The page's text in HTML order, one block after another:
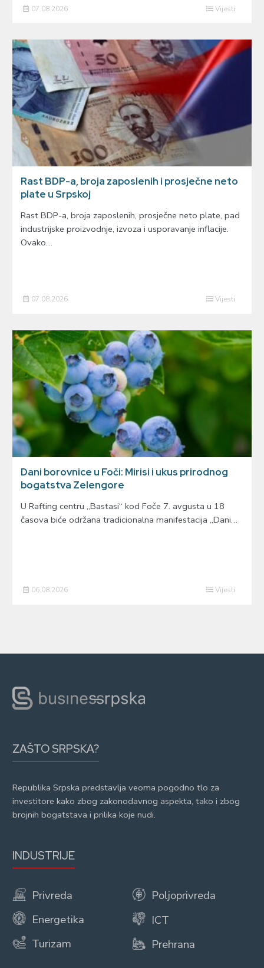
07.08.2026 Vijesti
Rast BDP-a, broja zaposlenih i prosječne neto
plate u Srpskoj
Rast BDP-a, broja zaposlenih, prosječne neto plate, pad
industrijske proizvodnje, izvoza i usporavanje inflacije.
Ovako…
07.08.2026 Vijesti
Dani borovnice u Foči: Mirisi i ukus prirodnog
bogatstva Zelengore
U Rafting centru „Bastasi“ kod Foče 7. avgusta u 18
časova biće održana tradicionalna manifestacija „Dani…
06.08.2026 Vijesti
ZAŠTO SRPSKA?
Republika Srpska predstavlja veoma pogodno tlo za
investitore kako zbog zakonodavnog aspekta, tako i zbog
brojnih bogatstava i prilika koje nudi.
INDUSTRIJE
Privreda
Energetika
Turizam
Poljoprivreda
ICT
Prehrana